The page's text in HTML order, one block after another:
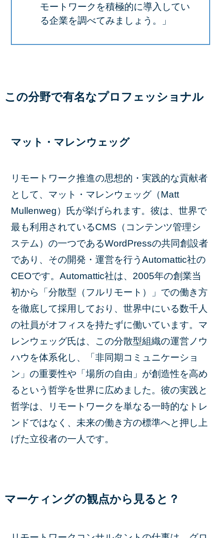
モートワークを積極的に導入してい
る企業を調べてみましょう。」
この分野で有名なプロフェッショナル
マット・マレンウェッグ
リモートワーク推進の思想的・実践的な貢献者
として、マット・マレンウェッグ（Matt
Mullenweg）氏が挙げられます。彼は、世界で
最も利用されているCMS（コンテンツ管理シ
ステム）の一つであるWordPressの共同創設者
であり、その開発・運営を行うAutomattic社の
CEOです。Automattic社は、2005年の創業当
初から「分散型（フルリモート）」での働き方
を徹底して採用しており、世界中にいる数千人
の社員がオフィスを持たずに働いています。マ
レンウェッグ氏は、この分散型組織の運営ノウ
ハウを体系化し、「非同期コミュニケーショ
ン」の重要性や「場所の自由」が創造性を高め
るという哲学を世界に広めました。彼の実践と
哲学は、リモートワークを単なる一時的なトレ
ンドではなく、未来の働き方の標準へと押し上
げた立役者の一人です。
マーケィングの観点から見ると？